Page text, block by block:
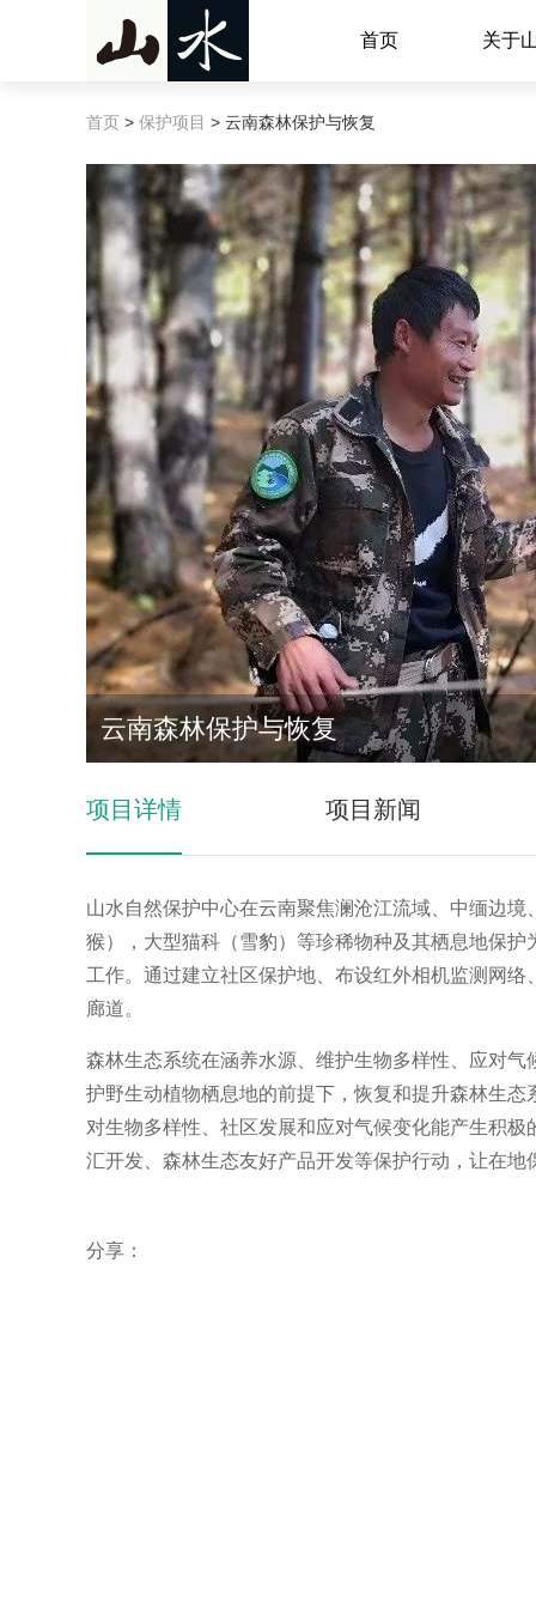
首页 关于
首页 > 保护项目 > 云南森林保护与恢复
云南森林保护与恢复
项目详情 项目新闻
山水自然保护中心在云南聚焦澜沧江流域、中缅边
猴），大型猫科（雪豹）等珍稀物种及其栖息地保
工作。通过建立社区保护地、布设红外相机监测网
廊道。
森林生态系统在涵养水源、维护生物多样性、应对
护野生动植物栖息地的前提下，恢复和提升森林生
对生物多样性、社区发展和应对气候变化能产生积
汇开发、森林生态友好产品开发等保护行动，让在地
分享：